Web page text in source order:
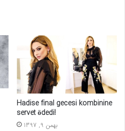
Hadise final gecesi kombinine
servet ödedi!
بهمن 9, 1397